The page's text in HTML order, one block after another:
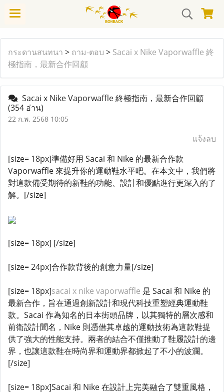
กระดานสนทนา > ถาม-ตอบ > Sacai x Nike Vaporwaffle 終
極指南，最新合作回顧
Sacai x Nike Vaporwaffle 終極指南，最新合作回顧
(354 อ่าน)
22 ก.พ. 2568 10:05
แจ้งลบ
[size= 18px]準備好用 Sacai 和 Nike 的最新合作款
Vaporwaffle 來提升你的運動鞋水平吧。在本文中，我們將
對這款備受期待的新鞋的功能、設計和優點進行更深入的了
解。[/size]
[size= 18px] [/size]
[size= 24px]合作款背後的創意力量[/size]
[size= 18px]sacai x nike vaporwaffle 是 Sacai 和 Nike 的
最新合作，旨在通過創新設計和現代科技重塑經典運動鞋
款。Sacai 作為知名的日本街頭品牌，以其獨特的層次感和
前衛設計聞名，Nike 則憑借其卓越的運動技術為這款鞋提
供了強大的性能支持。兩者的結合不僅推動了鞋履設計的邊
界，也讓這款鞋在時尚界和運動界都掀起了不小的波瀾。
[/size]
[size= 18px]Sacai 和 Nike 在設計上完美融合了雙重風格，